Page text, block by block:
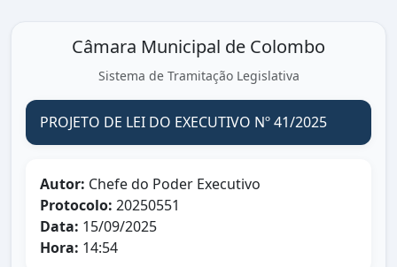
Câmara Municipal de Colombo
Sistema de Tramitação Legislativa
PROJETO DE LEI DO EXECUTIVO Nº 41/2025
Autor: Chefe do Poder Executivo
Protocolo: 20250551
Data: 15/09/2025
Hora: 14:54